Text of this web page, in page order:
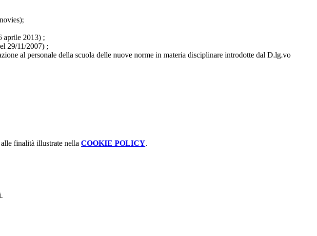
aprile 2013) ;
29/11/2007) ;
al personale della scuola delle nuove norme in materia disciplinare introdotte dal D.lg.vo
finalità illustrate nella COOKIE POLICY.